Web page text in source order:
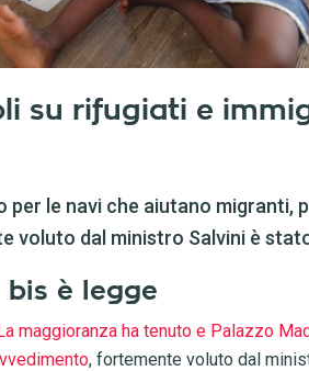
su rifugiati e
per le navi che aiutano migranti,
voluto dal ministro Salvini è
bis è legge
maggioranza ha tenuto e Palazzo
, fortemente voluto dal